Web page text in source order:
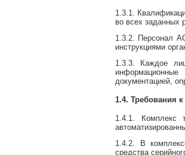
1.3.1.
во всех заданных
1.3.2. Персонал
инструкциями
1.3.3. Каждое
документацией,
1.4. Требования
1.4.1. Комплекс
1.4.2. В
средства